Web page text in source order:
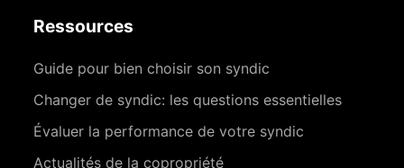
Ressources
Guide pour bien choisir son syndic
Changer de syndic: les questions essentielles
Évaluer la performance de votre syndic
Actualités de la copropriété